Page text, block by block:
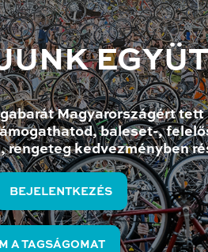
Magyarországért tett
baleset-,
rengeteg kedvezményben
BEJELENTKEZÉS
A TAGSÁGOMAT